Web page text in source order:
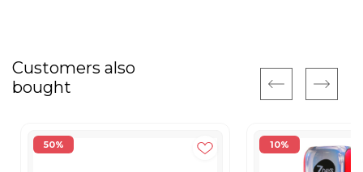
Customers also
bought
50% 10%